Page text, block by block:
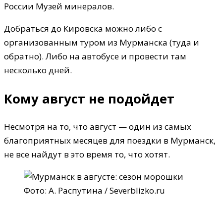
России Музей минералов.
Добраться до Кировска можно либо с
организованным туром из Мурманска (туда и
обратно). Либо на автобусе и провести там
несколько дней.
Кому август не подойдет
Несмотря на то, что август — один из самых
благоприятных месяцев для поездки в Мурманск,
не все найдут в это время то, что хотят.
Фото: А. Распутина / Severblizko.ru